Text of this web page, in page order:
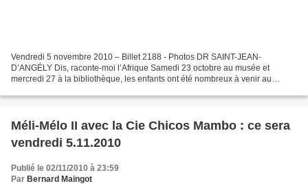
Vendredi 5 novembre 2010 – Billet 2188 - Photos DR SAINT-JEAN-
D’ANGÉLY Dis, raconte-moi l’Afrique Samedi 23 octobre au musée et
mercredi 27 à la bibliothèque, les enfants ont été nombreux à venir au
Méli-Mélo II avec la Cie Chicos Mambo : ce sera
vendredi 5.11.2010
Publié le 02/11/2010 à 23:59
Par Bernard Maingot